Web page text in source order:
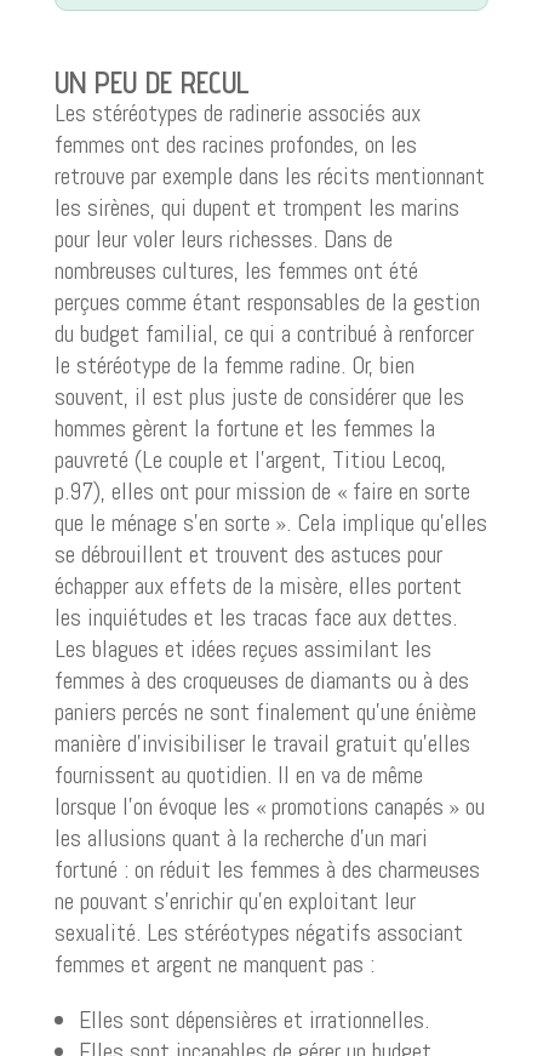
UN PEU DE RECUL
Les stéréotypes de radinerie associés aux
femmes ont des racines profondes, on les
retrouve par exemple dans les récits mentionnant
les sirènes, qui dupent et trompent les marins
pour leur voler leurs richesses. Dans de
nombreuses cultures, les femmes ont été
perçues comme étant responsables de la gestion
du budget familial, ce qui a contribué à renforcer
le stéréotype de la femme radine. Or, bien
souvent, il est plus juste de considérer que les
hommes gèrent la fortune et les femmes la
pauvreté (Le couple et l’argent, Titiou Lecoq,
p.97), elles ont pour mission de « faire en sorte
que le ménage s’en sorte ». Cela implique qu’elles
se débrouillent et trouvent des astuces pour
échapper aux effets de la misère, elles portent
les inquiétudes et les tracas face aux dettes.
Les blagues et idées reçues assimilant les
femmes à des croqueuses de diamants ou à des
paniers percés ne sont finalement qu’une énième
manière d’invisibiliser le travail gratuit qu’elles
fournissent au quotidien. Il en va de même
lorsque l’on évoque les « promotions canapés » ou
les allusions quant à la recherche d’un mari
fortuné : on réduit les femmes à des charmeuses
ne pouvant s’enrichir qu’en exploitant leur
sexualité. Les stéréotypes négatifs associant
femmes et argent ne manquent pas :
Elles sont dépensières et irrationnelles.